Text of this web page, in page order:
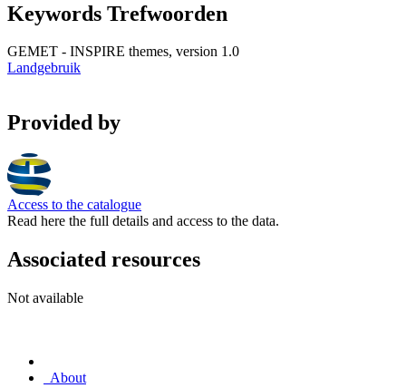
Keywords Trefwoorden
GEMET - INSPIRE themes, version 1.0
Landgebruik
Provided by
Access to the catalogue
Read here the full details and access to the data.
Associated resources
Not available
About